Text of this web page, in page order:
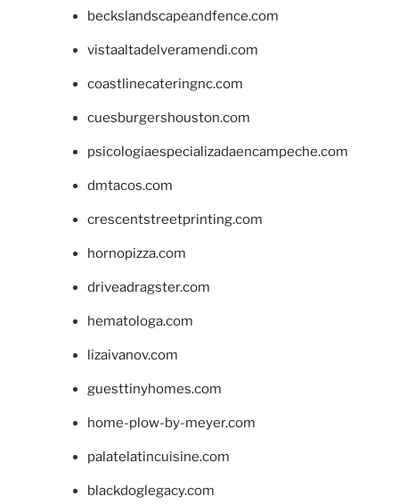
beckslandscapeandfence.com
vistaaltadelveramendi.com
coastlinecateringnc.com
cuesburgershouston.com
psicologiaespecializadaencampeche.com
dmtacos.com
crescentstreetprinting.com
hornopizza.com
driveadragster.com
hematologa.com
lizaivanov.com
guesttinyhomes.com
home-plow-by-meyer.com
palatelatincuisine.com
blackdoglegacy.com